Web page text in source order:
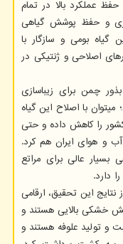
عملکرد بالا در تمام
و حفظ پوشش گیاهی
گیاه بومی و سازگار با
اصلاحی و ژنتیکی در
چمن برای زیباسازی
با اصلاح این گیاه
را کاهش داده و حتی
و هوای ایران هم کرد.
عالی برای مراتع
دارد.
نتایج این تحقیق، ارقامی
خشکی بالایی هستند و
و تولید علوفه هستند و